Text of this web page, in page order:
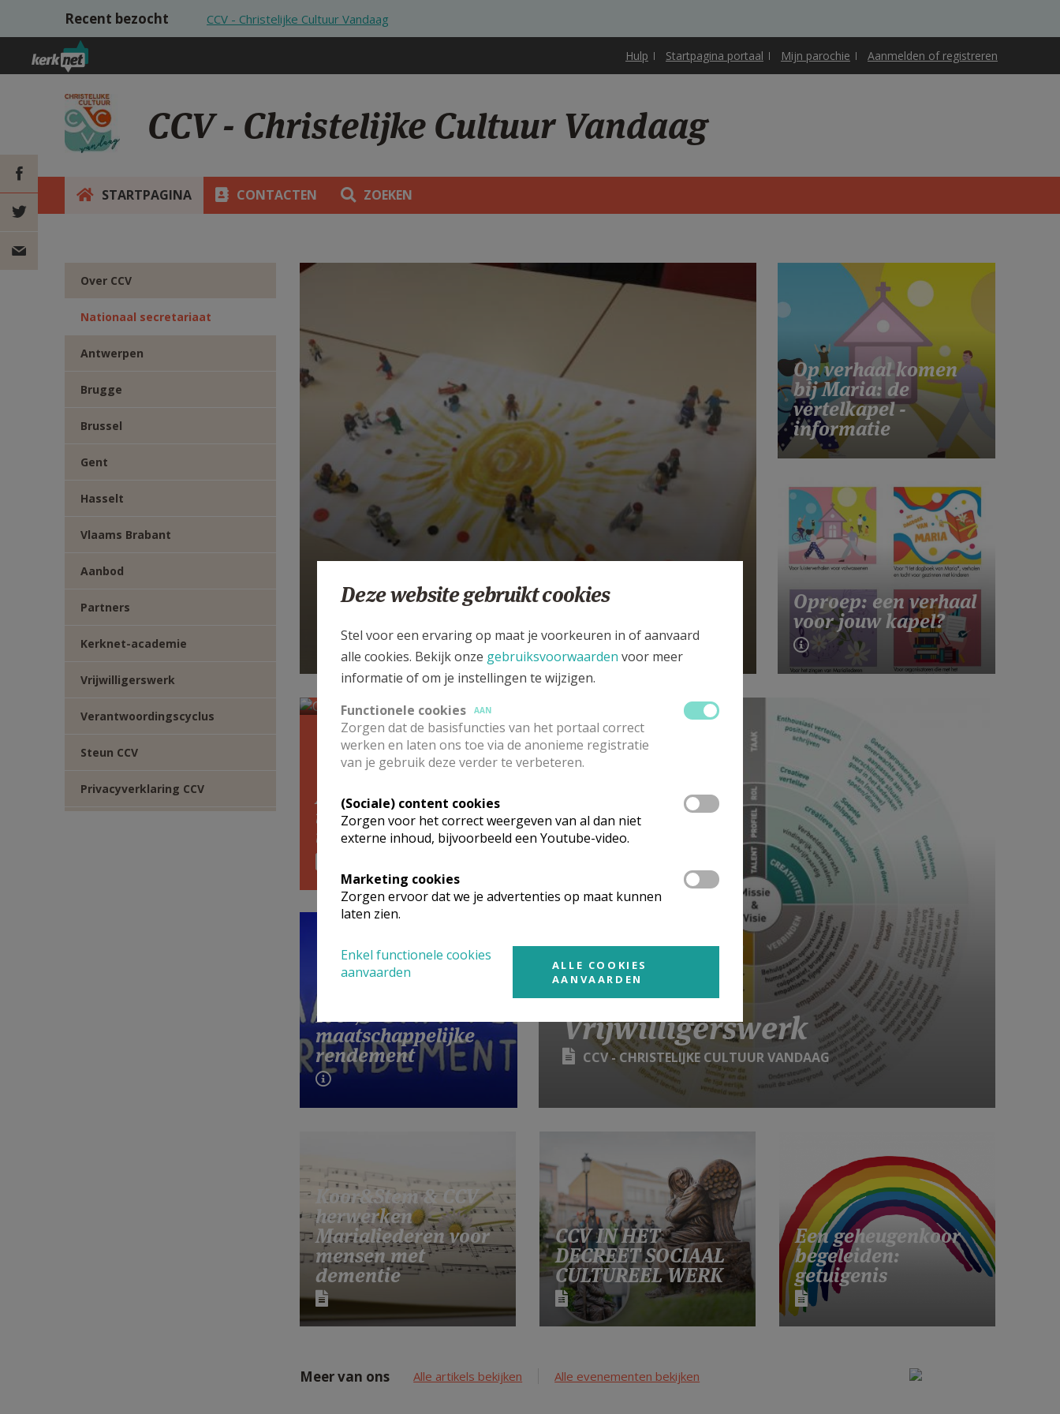
Overslaan en naar de inhoud gaan
Recent bezocht CCV - Christelijke Cultuur Vandaag
Hulp Startpagina portaal Mijn parochie Aanmelden of registreren
CCV - Christelijke Cultuur Vandaag
STARTPAGINA CONTACTEN ZOEKEN
DEEL OP
FACEBOOK
DEEL OP
Over CCV
Nationaal secretariaat
Antwerpen
Brugge
Brussel
Gent
Hasselt
Vlaams Brabant
Aanbod
Partners
Kerknet-academie
Vrijwilligerswerk
Verantwoordingscyclus
Steun CCV
Privacyverklaring CCV
Aanbod CCV
Op verhaal komen
bij Maria: de
vertelkapel -
informatie
Oproep: een verhaal
voor jouw kapel?
Amosdag: van
inspiratie naar
tranformatie
100 %
maatschappelijke
rendement
Vrijwilligerswerk
CCV - CHRISTELIJKE CULTUUR VANDAAG
Koor&Stem & CCV
herwerken
Marialiederen voor
mensen met
dementie
CCV IN HET
DECREET SOCIAAL
CULTUREEL WERK
Een geheugenkoor
begeleiden:
getuigenis
Meer van ons Alle artikels bekijken Alle evenementen bekijken
Deze website gebruikt cookies
Stel voor een ervaring op maat je voorkeuren in of aanvaard
alle cookies. Bekijk onze gebruiksvoorwaarden voor meer
informatie of om je instellingen te wijzigen.
Functionele cookies
AAN
Zorgen dat de basisfuncties van het portaal correct
werken en laten ons toe via de anonieme registratie
van je gebruik deze verder te verbeteren.
(Sociale) content cookies
Zorgen voor het correct weergeven van al dan niet
externe inhoud, bijvoorbeeld een Youtube-video.
Marketing cookies
Zorgen ervoor dat we je advertenties op maat kunnen
laten zien.
Enkel functionele cookies
aanvaarden
ALLE COOKIES
AANVAARDEN